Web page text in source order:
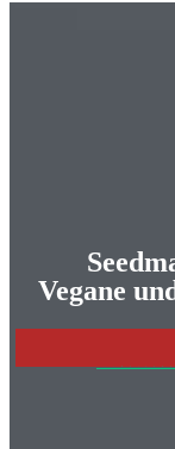
Vegane